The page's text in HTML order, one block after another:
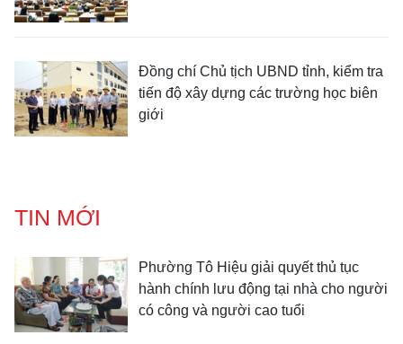
Đồng chí Chủ tịch UBND tỉnh, kiểm tra
tiến độ xây dựng các trường học biên
giới
TIN MỚI
Phường Tô Hiệu giải quyết thủ tục
hành chính lưu động tại nhà cho người
có công và người cao tuổi